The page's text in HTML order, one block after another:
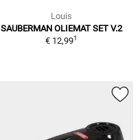
Louis
SAUBERMAN OLIEMAT SET V.2
€ 12,991